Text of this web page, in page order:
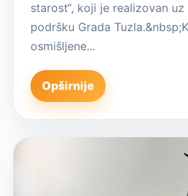
starost“, koji je realizovan uz
podršku Grada
osmišljene...
Opširnije